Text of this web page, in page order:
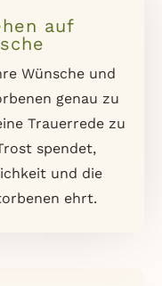
auf
Wünsche und
genau zu
Trauerrede zu
spendet,
und die
ehrt.